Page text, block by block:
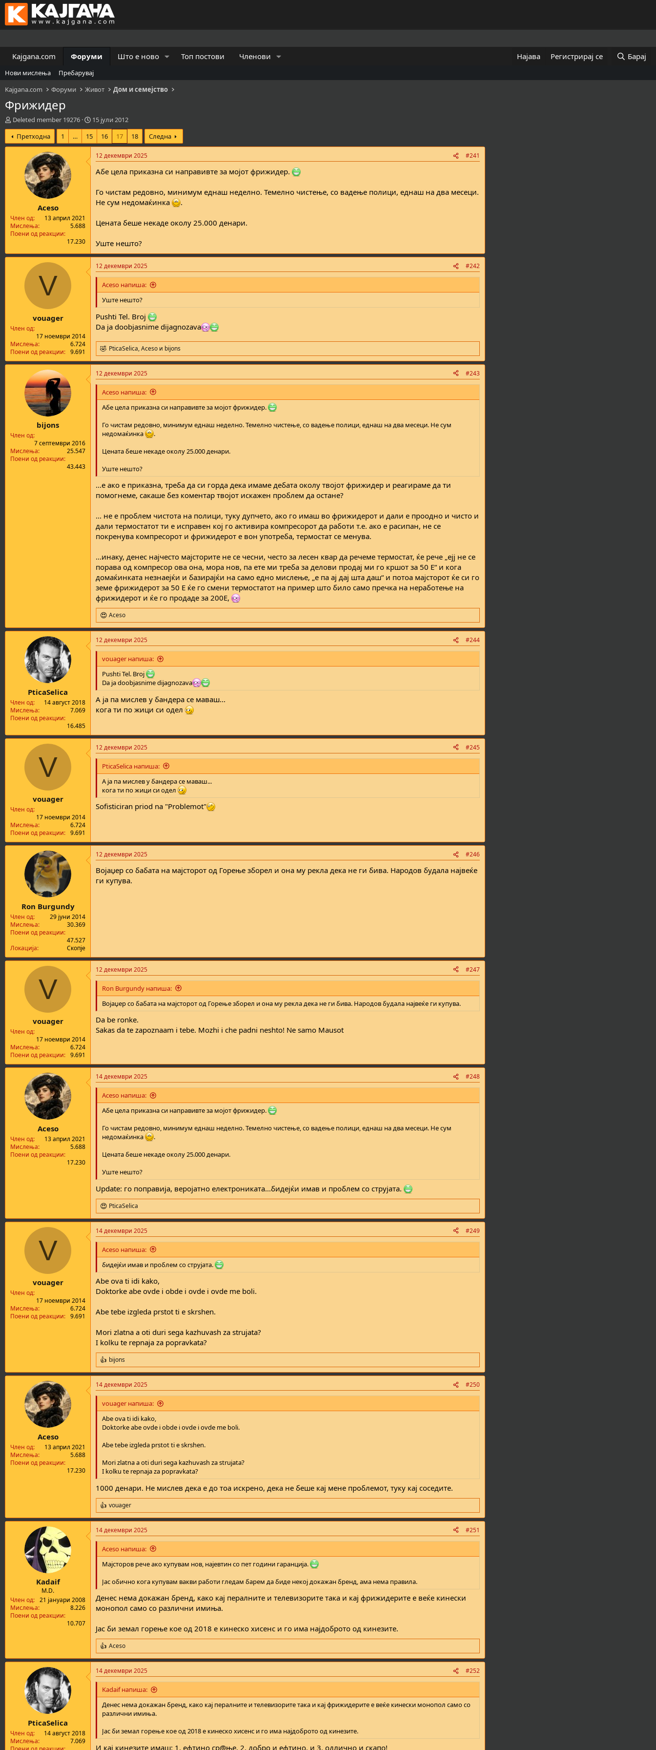
Kajgana.com Форуми Што е ново Топ постови Членови Најава Регистрирај се Барај
Нови мислења
Пребарувај
Kajgana.com
Форуми Живот Дом и семејство
Фрижидер
К
р
е
а
м
а
т
Deleted member 19276
В
р
е
м
њ
15 јули 2012
Претходна
1 … 15 16 17 18 Следна
Aceso
Член од
13 април 2021
Мислења
5.688
Поени од реакции
17.230
12 декември 2025 #241
Абе цела приказна си направивте за мојот фрижидер.
Го чистам редовно, минимум еднаш неделно. Темелно чистење, со вадење полици, еднаш на два месеци.
Не сум недомаќинка
.
Цената беше некаде околу 25.000 денари.
Уште нешто?
V
vouager
Член од
17 ноември 2014
Мислења
6.724
Поени од реакции
9.691
12 декември 2025 #242
Aceso напиша:
Уште нешто?
Pushti Tel. Broj
Da ja doobjasnime dijagnozava
R
e
a
c
t
o
PticaSelica,Aceso и bijons
bijons
Член од
7 септември 2016
Мислења
25.547
Поени од реакции
43.443
12 декември 2025 #243
Aceso напиша:
Абе цела приказна си направивте за мојот фрижидер.
Го чистам редовно, минимум еднаш неделно. Темелно чистење, со вадење полици, еднаш на два месеци. Не сум
недомаќинка
.
Цената беше некаде околу 25.000 денари.
Уште нешто?
...е ако е приказна, треба да си горда дека имаме дебата околу твојот фрижидер и реагираме да ти
помогнеме, сакаше без коментар твојот искажен проблем да остане?
... не е проблем чистота на полици, туку дупчето, ако го имаш во фрижидерот и дали е проодно и чисто и
дали термостатот ти е исправен кој го активира компресорот да работи т.е. ако е расипан, не се
покренува компресорот и фрижидерот е вон употреба, термостат се менува.
...инаку, денес најчесто мајсторите не се чесни, често за лесен квар да речеме термостат, ќе рече „ејј не се
порава од компресор ова она, мора нов, па ете ми треба за делови продај ми го кршот за 50 Е“ и кога
домаќинката незнаејќи и базирајќи на само едно мислење, „е па ај дај шта даш“ и потоа мајсторот ќе си го
земе фрижидерот за 50 Е ќе го смени термостатот на пример што било само пречка на неработење на
фрижидерот и ќе го продаде за 200Е,
R
e
a
c
t
o
:
Aceso
PticaSelica
Член од
14 август 2018
Мислења
7.069
Поени од реакции
16.485
12 декември 2025 #244
vouager напиша:
Pushti Tel. Broj
Da ja doobjasnime dijagnozava
А ја па мислев у бандера се маваш...
кога ти по жици си одел
V
vouager
Член од
17 ноември 2014
Мислења
6.724
Поени од реакции
9.691
12 декември 2025 #245
PticaSelica напиша:
А ја па мислев у бандера се маваш...
кога ти по жици си одел
Sofisticiran priod na "Problemot"
Ron Burgundy
Член од
29 јуни 2014
Мислења
30.369
Поени од реакции
47.527
Локација
Скопје
12 декември 2025 #246
Војаџер со бабата на мајсторот од Горење зборел и она му рекла дека не ги бива. Народов будала највеќе
ги купува.
V
vouager
Член од
17 ноември 2014
Мислења
6.724
Поени од реакции
9.691
12 декември 2025 #247
Ron Burgundy напиша:
Војаџер со бабата на мајсторот од Горење зборел и она му рекла дека не ги бива. Народов будала највеќе ги купува.
Da be ronke.
Sakas da te zapoznaam i tebe. Mozhi i che padni neshto! Ne samo Mausot
Aceso
Член од
13 април 2021
Мислења
5.688
Поени од реакции
17.230
14 декември 2025 #248
Aceso напиша:
Абе цела приказна си направивте за мојот фрижидер.
Го чистам редовно, минимум еднаш неделно. Темелно чистење, со вадење полици, еднаш на два месеци. Не сум
недомаќинка
.
Цената беше некаде околу 25.000 денари.
Уште нешто?
Update: го поправија, веројатно електрониката...бидејќи имав и проблем со струјата.
R
e
a
c
t
o
n
s
:
PticaSelica
V
vouager
Член од
17 ноември 2014
Мислења
6.724
Поени од реакции
9.691
14 декември 2025 #249
Aceso напиша:
бидејќи имав и проблем со струјата.
Abe ova ti idi kako,
Doktorke abe ovde i obde i ovde i ovde me boli.
Abe tebe izgleda prstot ti e skrshen.
Mori zlatna a oti duri sega kazhuvash za strujata?
I kolku te repnaja za popravkata?
R
e
a
c
t
o
bijons
Aceso
Член од
13 април 2021
Мислења
5.688
Поени од реакции
17.230
14 декември 2025 #250
vouager напиша:
Abe ova ti idi kako,
Doktorke abe ovde i obde i ovde i ovde me boli.
Abe tebe izgleda prstot ti e skrshen.
Mori zlatna a oti duri sega kazhuvash za strujata?
I kolku te repnaja za popravkata?
1000 денари. Не мислев дека е до тоа искрено, дека не беше кај мене проблемот, туку кај соседите.
R
e
a
c
t
o
vouager
Kadaif
M.D.
Член од
21 јануари 2008
Мислења
8.226
Поени од реакции
10.707
14 декември 2025 #251
Aceso напиша:
Мајсторов рече ако купувам нов, најевтин со пет години гаранција.
Јас обично кога купувам вакви работи гледам барем да биде некој докажан бренд, ама нема правила.
Денес нема докажан бренд, како кај пералните и телевизорите така и кај фрижидерите е веќе кинески
монопол само со различни имиња.
Јас би земал горење кое од 2018 е кинеско хисенс и го има најдоброто од кинезите.
R
e
a
c
t
o
Aceso
PticaSelica
Член од
14 август 2018
Мислења
7.069
14 декември 2025 #252
Kadaif напиша:
Денес нема докажан бренд, како кај пералните и телевизорите така и кај фрижидерите е веќе кинески монопол само со
различни имиња.
Јас би земал горење кое од 2018 е кинеско хисенс и го има најдоброто од кинезите.
И кај кинезите имаш: 1. ефтино ср@ње, 2. добро и ефтино, и 3. одлично и скапо!